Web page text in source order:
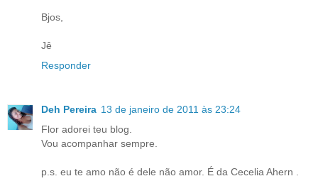
Bjos,
Jê
Responder
Deh Pereira 13 de janeiro de 2011 às 23:24
Flor adorei teu blog.
Vou acompanhar sempre.
p.s. eu te amo não é dele não amor. É da Cecelia Ahern .